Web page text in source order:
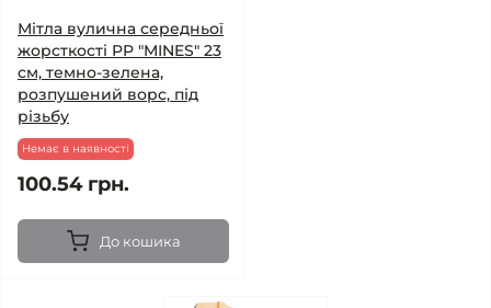
Мітла вулична середньої
жорсткості PP "MINES" 23
см, темно-зелена,
розпушений ворс, під
різьбу
Немає в наявності
100.54 грн.
До кошика